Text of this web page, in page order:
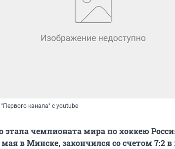
канала" с youtube
этапа чемпионата мира по хоккею
в Минске, закончился со счетом 7:2